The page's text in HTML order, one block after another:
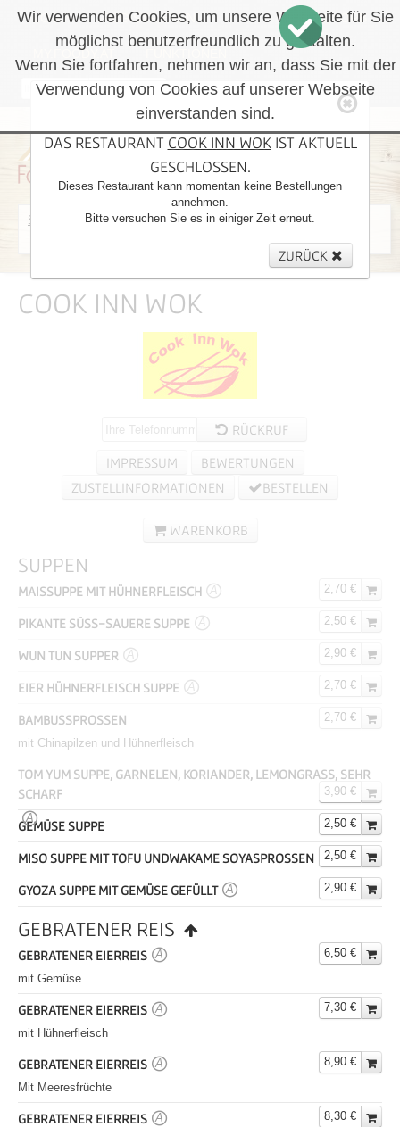
Wir verwenden Cookies, um unsere Webseite für Sie
möglichst benutzerfreundlich zu gestalten.
Wenn Sie fortfahren, nehmen wir an, dass Sie mit der
Verwendung von Cookies auf unserer Webseite
einverstanden sind.
LOGIN REGISTRIEREN WARENKORB
MY.FOODY.AT
RÜCKRUF
Standort wählen Restaurant wählen
Speisen wählen
Essen Bestellen in:
COOK INN WOK
RÜCKRUF
IMPRESSUM
BEWERTUNGEN
ZUSTELLINFORMATIONEN
BESTELLEN
WARENKORB
SUPPEN
MAISSUPPE MIT HÜHNERFLEISCH A 2,70 €
PIKANTE SÜSS-SAUERE SUPPE A 2,50 €
WUN TUN SUPPER A 2,90 €
EIER HÜHNERFLEISCH SUPPE A 2,70 €
BAMBUSSPROSSEN
2,70 €
mit Chinapilzen und Hühnerfleisch
TOM YUM SUPPE, GARNELEN, KORIANDER, LEMONGRASS, SEHR
SCHARF
A
3,90 €
GEMÜSE SUPPE 2,50 €
MISO SUPPE MIT TOFU UNDWAKAME SOYASPROSSEN A
2,50 €
GYOZA SUPPE MIT GEMÜSE GEFÜLLT A 2,90 €
GEBRATENER REIS
GEBRATENER EIERREIS A
6,50 €
mit Gemüse
GEBRATENER EIERREIS A
7,30 €
mit Hühnerfleisch
GEBRATENER EIERREIS A
8,90 €
Mit Meeresfrüchte
GEBRATENER EIERREIS A
8,30 €
DAS RESTAURANT COOK INN WOK IST AKTUELL
GESCHLOSSEN.
Dieses Restaurant kann momentan keine Bestellungen
annehmen.
Bitte versuchen Sie es in einiger Zeit erneut.
ZURÜCK